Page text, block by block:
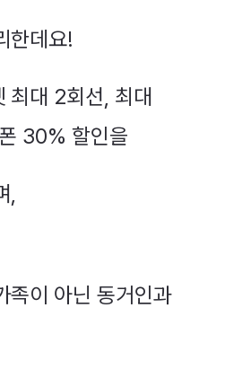
한데요!
최대 2회선, 최대
30% 할인을
,
족이 아닌 동거인과